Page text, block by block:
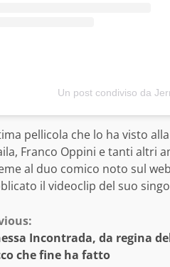
Un post condiviso da
pellicola che lo ha visto
Franco Oppini e tanti altri
al duo comico noto sul web
il videoclip del suo
Incontrada, da regina
che fine ha fatto